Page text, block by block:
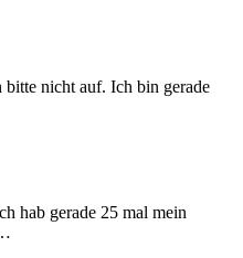
nicht auf. Ich bin gerade
hab gerade 25 mal mein